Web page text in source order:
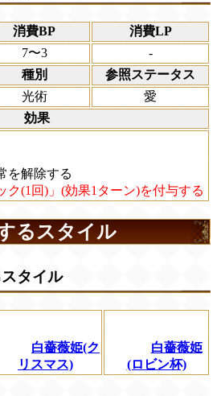
消費BP
消費LP
7〜3
-
種別
参照ステータス
光術
愛
効果
を解除する
ク(1回)」(効果1ターン)を付与する
るスタイル
タイル
白薔薇姫(ク
リスマス)
白薔薇姫
(ロビン杯)